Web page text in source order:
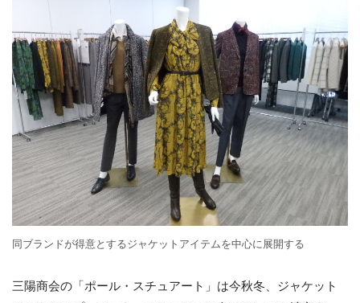
同ブランドが得意とするジャケットアイテムを中心に展開する
三陽商会の「ポール・スチュアート」は今秋冬、ジャケット